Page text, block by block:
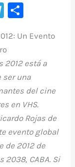
Te
gr
a
m
m
p
ar
ti
r
Un Evento
2012está a
ser una
del cine
en VHS.
Rojas de
evento global
de 2012de
2038, CABA. Si